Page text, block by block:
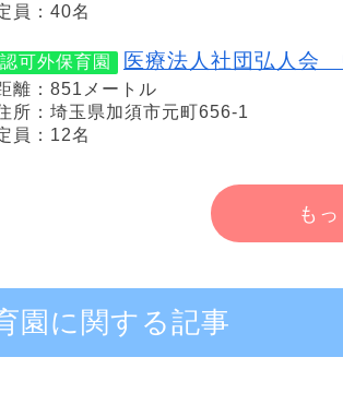
員：40名
認可外保育園 医療法人社団弘人
離：851メートル
所：埼玉県加須市元町656-1
員：12名
も
園に関する記事